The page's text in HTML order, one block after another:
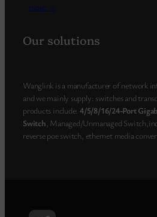
more_>
Our solutions
Wanglink is a manufacturer of network
and we mainly supply: switches and
products include: 4/5/8/16/24-Port
Switch, Managed/Unmanaged
reverse poe switch, ethernet media